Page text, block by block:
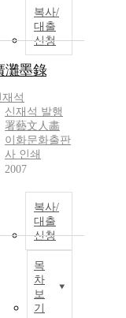
복사/
대출
신청
灘墨錄
재석
신재석 발행
署藝文人畵
이화문화출판
사 인쇄
2007
복사/
대출
신청
목
차
보
기